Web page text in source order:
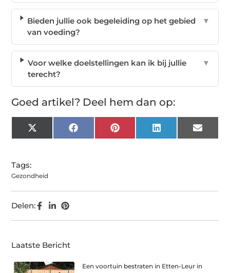
Bieden jullie ook begeleiding op het gebied
van voeding?
▼
Voor welke doelstellingen kan ik bij jullie
terecht?
▼
Goed artikel? Deel hem dan op:
X
(Twitter)
Facebook Pinterest LinkedIn Email
Tags:
Gezondheid
Delen:
Laatste Bericht
Een voortuin bestraten in Etten-Leur in